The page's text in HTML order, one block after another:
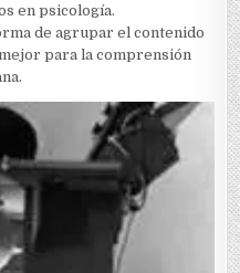
en psicología.
de agrupar el contenido
para la comprensión